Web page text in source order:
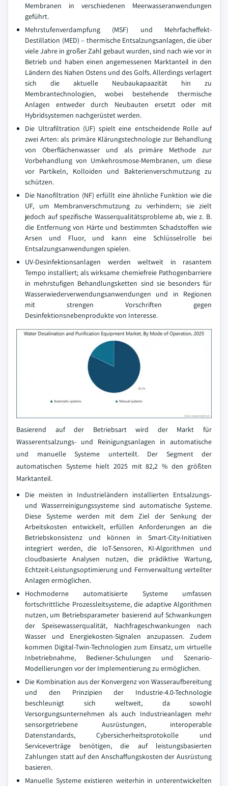
Membranen in verschiedenen Meerwasseranwendungen
geführt.
Mehrstufenverdampfung (MSF) und Mehrfacheffekt-
Destillation (MED) – thermische Entsalzungsanlagen, die über
viele Jahre in großer Zahl gebaut wurden, sind nach wie vor in
Betrieb und haben einen angemessenen Marktanteil in den
Ländern des Nahen Ostens und des Golfs. Allerdings verlagert
sich die aktuelle Neubaukapaazität hin zu
Membrantechnologien, wobei bestehende thermische
Anlagen entweder durch Neubauten ersetzt oder mit
Hybridsystemen nachgerüstet werden.
Die Ultrafiltration (UF) spielt eine entscheidende Rolle auf
zwei Arten: als primäre Klärungstechnologie zur Behandlung
von Oberflächenwasser und als primäre Methode zur
Vorbehandlung von Umkehrosmose-Membranen, um diese
vor Partikeln, Kolloiden und Bakterienverschmutzung zu
schützen.
Die Nanofiltration (NF) erfüllt eine ähnliche Funktion wie die
UF, um Membranverschmutzung zu verhindern; sie zielt
jedoch auf spezifische Wasserqualitätsprobleme ab, wie z. B.
die Entfernung von Härte und bestimmten Schadstoffen wie
Arsen und Fluor, und kann eine Schlüsselrolle bei
Entsalzungsanwendungen spielen.
UV-Desinfektionsanlagen werden weltweit in rasantem
Tempo installiert; als wirksame chemiefreie Pathogenbarriere
in mehrstufigen Behandlungsketten sind sie besonders für
Wasserwiederverwendungsanwendungen und in Regionen
mit strengen Vorschriften gegen
Desinfektionsnebenprodukte von Interesse.
Basierend auf der Betriebsart wird der Markt für
Wasserentsalzungs- und Reinigungsanlagen in automatische
und manuelle Systeme unterteilt. Der Segment der
automatischen Systeme hielt 2025 mit 82,2 % den größten
Marktanteil.
Die meisten in Industrieländern installierten Entsalzungs-
und Wasserreinigungssysteme sind automatische Systeme.
Diese Systeme werden mit dem Ziel der Senkung der
Arbeitskosten entwickelt, erfüllen Anforderungen an die
Betriebskonsistenz und können in Smart-City-Initiativen
integriert werden, die IoT-Sensoren, KI-Algorithmen und
cloudbasierte Analysen nutzen, die prädiktive Wartung,
Echtzeit-Leistungsoptimierung und Fernverwaltung verteilter
Anlagen ermöglichen.
Hochmoderne automatisierte Systeme umfassen
fortschrittliche Prozessleitsysteme, die adaptive Algorithmen
nutzen, um Betriebsparameter basierend auf Schwankungen
der Speisewasserqualität, Nachfrageschwankungen nach
Wasser und Energiekosten-Signalen anzupassen. Zudem
kommen Digital-Twin-Technologien zum Einsatz, um virtuelle
Inbetriebnahme, Bediener-Schulungen und Szenario-
Modellierungen vor der Implementierung zu ermöglichen.
Die Kombination aus der Konvergenz von Wasseraufbereitung
und den Prinzipien der Industrie-4.0-Technologie
beschleunigt sich weltweit, da sowohl
Versorgungsunternehmen als auch Industrieanlagen mehr
sensorgetriebene Ausrüstungen, interoperable
Datenstandards, Cybersicherheitsprotokolle und
Serviceverträge benötigen, die auf leistungsbasierten
Zahlungen statt auf den Anschaffungskosten der Ausrüstung
basieren.
Manuelle Systeme existieren weiterhin in unterentwickelten